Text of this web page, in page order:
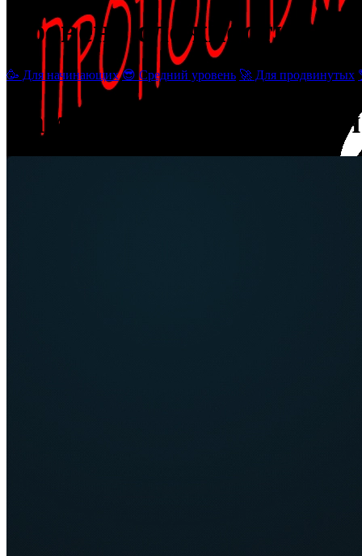
Уровень сложности
🥳 Для начинающих 😎 Средний уровень 🚀 Для продвинутых
Вам может понравиться